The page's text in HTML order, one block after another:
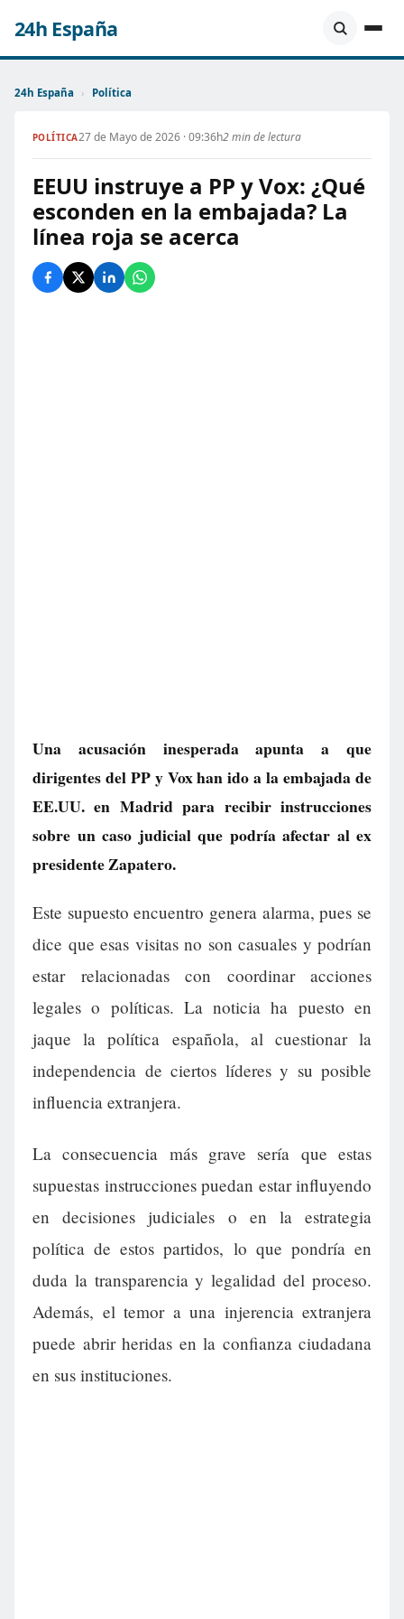
24h España
24h España › Política
POLÍTICA27 de Mayo de 2026 · 09:36h2 min de lectura
EEUU instruye a PP y Vox: ¿Qué
esconden en la embajada? La
línea roja se acerca
Una acusación inesperada apunta a que
dirigentes del PP y Vox han ido a la embajada de
EE.UU. en Madrid para recibir instrucciones
sobre un caso judicial que podría afectar al ex
presidente Zapatero.
Este supuesto encuentro genera alarma, pues se
dice que esas visitas no son casuales y podrían
estar relacionadas con coordinar acciones
legales o políticas. La noticia ha puesto en
jaque la política española, al cuestionar la
independencia de ciertos líderes y su posible
influencia extranjera.
La consecuencia más grave sería que estas
supuestas instrucciones puedan estar influyendo
en decisiones judiciales o en la estrategia
política de estos partidos, lo que pondría en
duda la transparencia y legalidad del proceso.
Además, el temor a una injerencia extranjera
puede abrir heridas en la confianza ciudadana
en sus instituciones.